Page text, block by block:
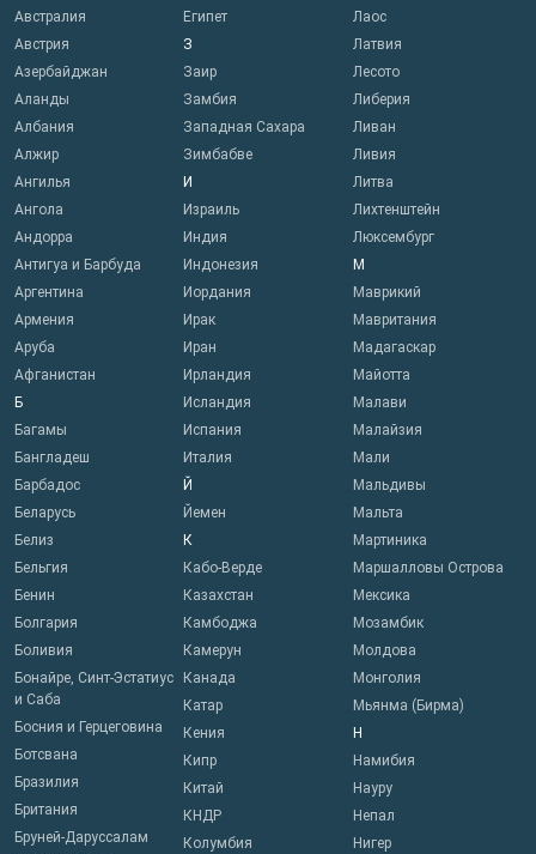
Австралия
Австрия
Азербайджан
Аланды
Албания
Алжир
Ангилья
Ангола
Андорра
Антигуа и Барбуда
Аргентина
Армения
Аруба
Афганистан
Б
Багамы
Бангладеш
Барбадос
Беларусь
Белиз
Бельгия
Бенин
Болгария
Боливия
Бонайре, Синт-Эстатиус
и Саба
Босния и Герцеговина
Ботсвана
Бразилия
Британия
Бруней-Даруссалам
Египет
З
Заир
Замбия
Западная Сахара
Зимбабве
И
Израиль
Индия
Индонезия
Иордания
Ирак
Иран
Ирландия
Исландия
Испания
Италия
Й
Йемен
К
Кабо-Верде
Казахстан
Камбоджа
Камерун
Канада
Катар
Кения
Кипр
Китай
КНДР
Колумбия
Лаос
Латвия
Лесото
Либерия
Ливан
Ливия
Литва
Лихтенштейн
Люксембург
М
Маврикий
Мавритания
Мадагаскар
Майотта
Малави
Малайзия
Мали
Мальдивы
Мальта
Мартиника
Маршалловы Острова
Мексика
Мозамбик
Молдова
Монголия
Мьянма (Бирма)
Н
Намибия
Науру
Непал
Нигер